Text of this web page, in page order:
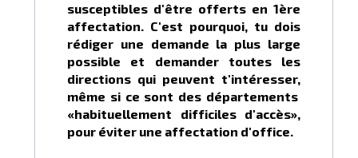
susceptibles d'être offerts en 1ère
affectation. C'est pourquoi, tu dois
rédiger une demande la plus large
possible et demander toutes les
directions qui peuvent t'intéresser,
même si ce sont des départements
«habituellement difficiles d'accès»,
pour éviter une affectation d'office.